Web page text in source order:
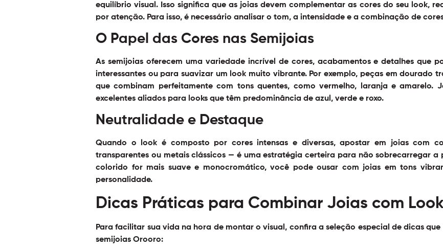
equilíbrio visual. Isso significa que as joias devem complementar as cores do seu look,
por atenção. Para isso, é necessário analisar o tom, a intensidade e a combinação de
O Papel das Cores nas Semijoias
As semijoias oferecem uma variedade incrível de cores, acabamentos e detalhes que
interessantes ou para suavizar um look muito vibrante. Por exemplo, peças em dourado
que combinam perfeitamente com tons quentes, como vermelho, laranja e
excelentes aliados para looks que têm predominância de azul, verde e roxo.
Neutralidade e Destaque
Quando o look é composto por cores intensas e diversas, apostar em joias com
transparentes ou metais clássicos — é uma estratégia certeira para não sobrecarregar a
colorido for mais suave e monocromático, você pode ousar com joias em tons
personalidade.
Dicas Práticas para Combinar Joias com
Para facilitar sua vida na hora de montar o visual, confira a seleção especial de dicas
semijoias Orooro: